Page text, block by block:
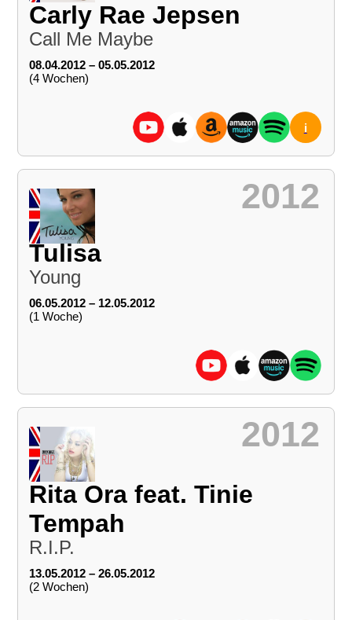
Carly Rae Jepsen
Call Me Maybe
08.04.2012 – 05.05.2012
(4 Wochen)
i
2012
Tulisa
Young
06.05.2012 – 12.05.2012
(1 Woche)
2012
Rita Ora feat. Tinie
Tempah
R.I.P.
13.05.2012 – 26.05.2012
(2 Wochen)